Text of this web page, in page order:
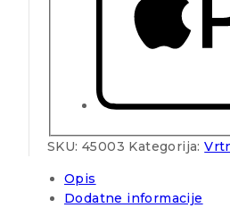
SKU: 45003 Kategorija:
Opis
Dodatne informacije